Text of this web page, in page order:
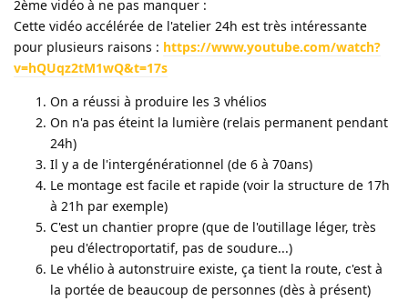
2ème vidéo à ne pas manquer :
Cette vidéo accélérée de l'atelier 24h est très intéressante
pour plusieurs raisons : https://www.youtube.com/watch?
v=hQUqz2tM1wQ&t=17s
On a réussi à produire les 3 vhélios
On n'a pas éteint la lumière (relais permanent pendant
24h)
Il y a de l'intergénérationnel (de 6 à 70ans)
Le montage est facile et rapide (voir la structure de 17h
à 21h par exemple)
C'est un chantier propre (que de l'outillage léger, très
peu d'électroportatif, pas de soudure...)
Le vhélio à autonstruire existe, ça tient la route, c'est à
la portée de beaucoup de personnes (dès à présent)